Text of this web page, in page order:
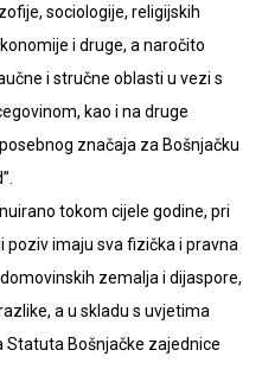
sociologije, religijskih
i druge, a naročito
i stručne oblasti u vezi s
kao i na druge
značaja za Bošnjačku
tokom cijele godine, pri
poziv imaju sva fizička i pravna
zemalja i dijaspore,
a u skladu s uvjetima
Bošnjačke zajednice